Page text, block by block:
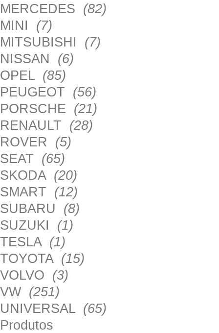
MERCEDES (82)
MINI (7)
MITSUBISHI (7)
NISSAN (6)
OPEL (85)
PEUGEOT (56)
PORSCHE (21)
RENAULT (28)
ROVER (5)
SEAT (65)
SKODA (20)
SMART (12)
SUBARU (8)
SUZUKI (1)
TESLA (1)
TOYOTA (15)
VOLVO (3)
VW (251)
UNIVERSAL (65)
Produtos